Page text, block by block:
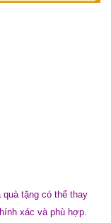
tặng có thể thay
xác và phù hợp.